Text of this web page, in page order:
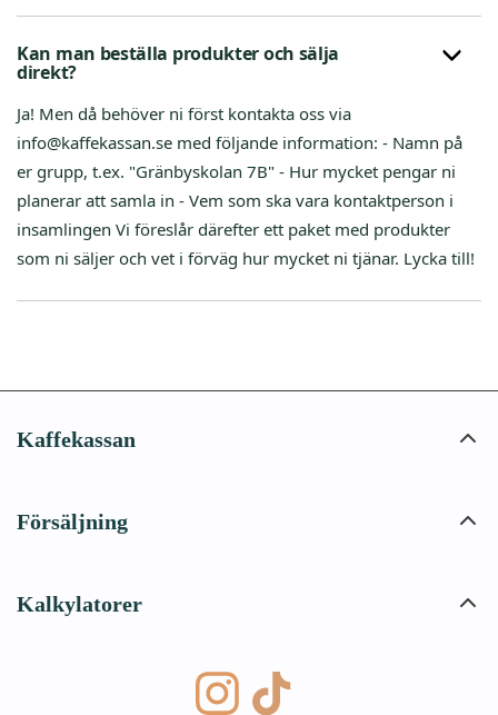
Kan man beställa produkter och sälja
direkt?
Ja! Men då behöver ni först kontakta oss via
info@kaffekassan.se med följande information: - Namn på
er grupp, t.ex. "Gränbyskolan 7B" - Hur mycket pengar ni
planerar att samla in - Vem som ska vara kontaktperson i
insamlingen Vi föreslår därefter ett paket med produkter
som ni säljer och vet i förväg hur mycket ni tjänar. Lycka till!
Kaffekassan
Försäljning
Kalkylatorer